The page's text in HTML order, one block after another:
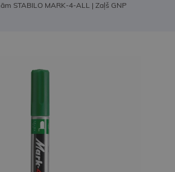
STABILO MARK-4-ALL | Zaļš GNP